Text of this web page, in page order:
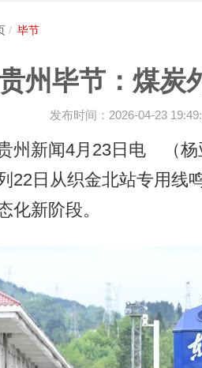
毕节
州毕节：煤炭
发布时间：2026-04-23
新闻4月23日电 （杨
22日从织金北站专用线
化新阶段。